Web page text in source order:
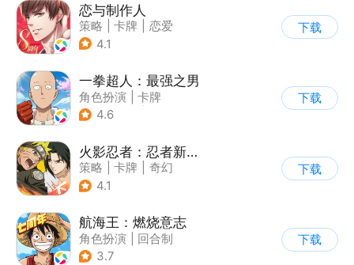
恋与制作人
策略 卡牌
恋爱
| 乙女
4.1
下载
一拳超人：最强之男
角色扮演
卡牌
| 动漫改编
4.6
下载
火影忍者：忍者新世代
策略 卡牌
奇幻
| 火影
4.1
下载
航海王：燃烧意志
角色扮演
回合制
| 奇幻
3.7
下载